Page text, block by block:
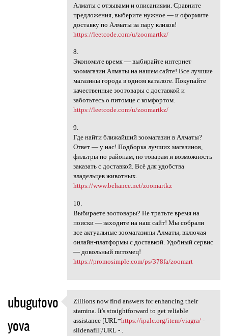
Алматы с отзывами и описаниями. Сравните
предложения, выберите нужное — и оформите
доставку по Алматы за пару кликов!
https://leetcode.com/u/zoomartkz/
8.
Экономьте время — выбирайте интернет
зоомагазин Алматы на нашем сайте! Все лучшие
магазины города в одном каталоге. Покупайте
качественные зоотовары с доставкой и
заботьтесь о питомце с комфортом.
https://leetcode.com/u/zoomartkz/
9.
Где найти ближайший зоомагазин в Алматы?
Ответ — у нас! Подборка лучших магазинов,
фильтры по районам, по товарам и возможность
заказать с доставкой. Всё для удобства
владельцев животных.
https://www.behance.net/zoomartkz
10.
Выбираете зоотовары? Не тратьте время на
поиски — заходите на наш сайт! Мы собрали
все актуальные зоомагазины Алматы, включая
онлайн-платформы с доставкой. Удобный сервис
— довольный питомец!
https://promosimple.com/ps/378fa/zoomart
ubugutovo
yova
Zillions now find answers for
Zillions now find answers for enhancing their
stamina. It's straightforward to get reliable
assistance [URL=https://ipalc.org/item/viagra/-
sildenafil[/URL - .